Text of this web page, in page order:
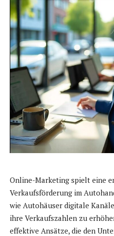
Online-Marketing spielt eine
Verkaufsförderung im
wie Autohäuser digitale
ihre Verkaufszahlen zu
effektive Ansätze, die den